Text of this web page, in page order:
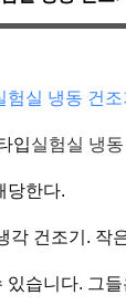
험실 냉동 건조
입실험실 냉동
당한다.
각 건조기. 작
있습니다. 그